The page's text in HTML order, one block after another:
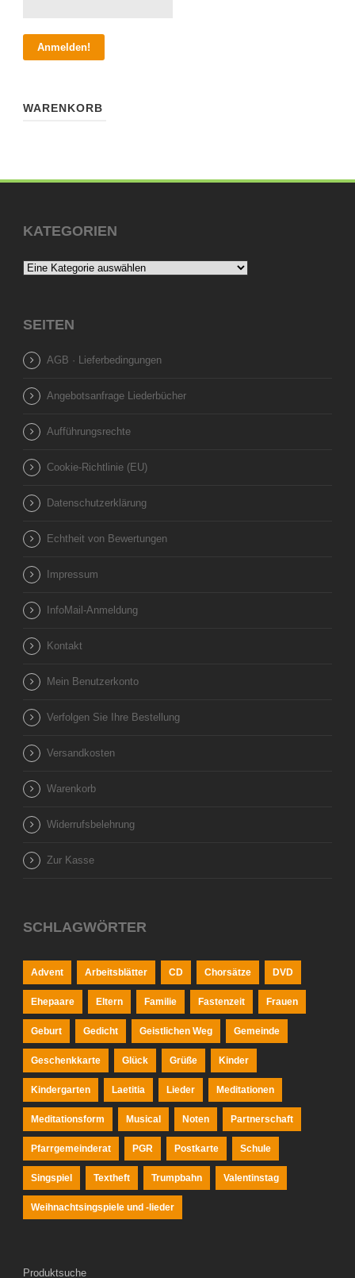
WARENKORB
KATEGORIEN
SEITEN
AGB · Lieferbedingungen
Angebotsanfrage Liederbücher
Aufführungsrechte
Cookie-Richtlinie (EU)
Datenschutzerklärung
Echtheit von Bewertungen
Impressum
InfoMail-Anmeldung
Kontakt
Mein Benutzerkonto
Verfolgen Sie Ihre Bestellung
Versandkosten
Warenkorb
Widerrufsbelehrung
Zur Kasse
SCHLAGWÖRTER
Advent Arbeitsblätter CD Chorsätze DVD
Ehepaare Eltern Familie Fastenzeit Frauen
Geburt Gedicht Geistlichen Weg Gemeinde
Geschenkkarte Glück Grüße Kinder
Kindergarten Laetitia Lieder Meditationen
Meditationsform Musical Noten Partnerschaft
Pfarrgemeinderat PGR Postkarte Schule
Singspiel Textheft Trumpbahn Valentinstag
Weihnachtsingspiele und -lieder
Produktsuche